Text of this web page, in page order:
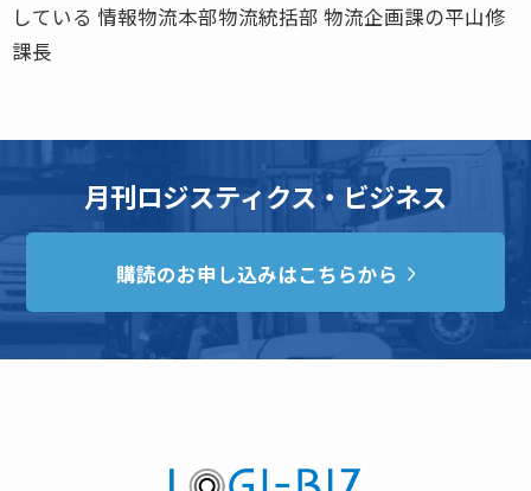
している 情報物流本部物流統括部 物流企画課の平山修
課長
月刊ロジスティクス・ビジネス
購読のお申し込みはこちらから